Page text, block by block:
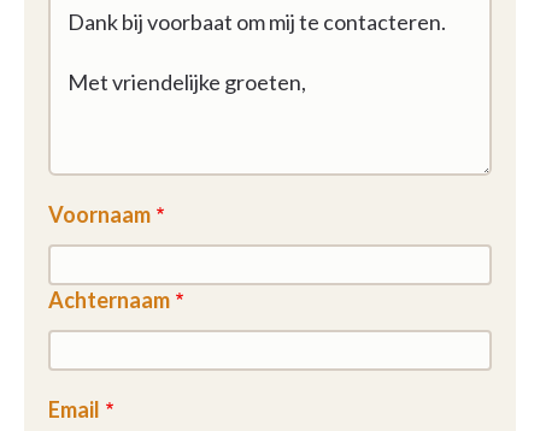
Voornaam
Achternaam
Email